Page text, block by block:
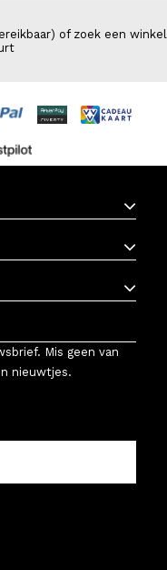
of zoek een winkel
Mis geen van
nieuwtjes.